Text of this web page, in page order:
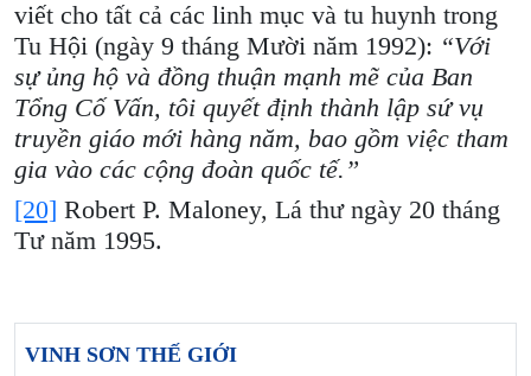
viết cho tất cả các linh mục và tu huynh trong
Tu Hội (ngày 9 tháng Mười năm 1992): “Với
sự ủng hộ và đồng thuận mạnh mẽ của Ban
Tổng Cố Vấn, tôi quyết định thành lập sứ vụ
truyền giáo mới hàng năm, bao gồm việc tham
gia vào các cộng đoàn quốc tế.”
[20] Robert P. Maloney, Lá thư ngày 20 tháng
Tư năm 1995.
VINH SƠN THẾ GIỚI